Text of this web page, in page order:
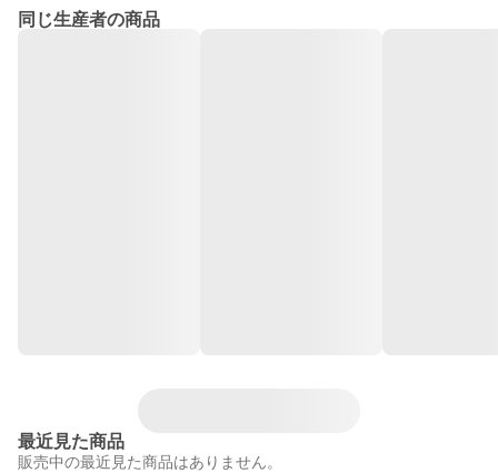
同じ生産者の商品
最近見た商品
販売中の最近見た商品はありません。